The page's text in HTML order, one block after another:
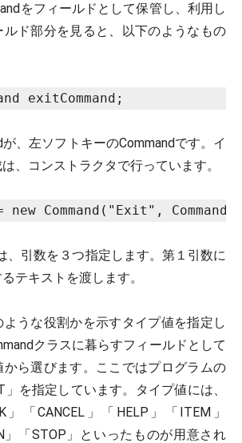
をフィールドとして保管し、利用し
ルド部分を見ると、以下のようなもの
exitCommand;
、左ソフトキーのCommandです。イ
、コンストラクタで行っています。
new Command("Exit",
、引数を３つ指定します。第１引数に
テキストを渡します。
うな役割かを示すタイプ値を指定し
クラスに暮らすフィールドとして
から選びます。ここではプログラムの
を指定しています。タイプ値には、
「CANCEL」「HELP」「ITEM」
」「STOP」といったものが用意され